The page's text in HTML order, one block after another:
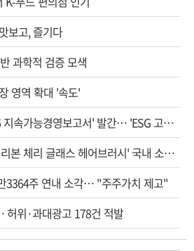
보고, 즐기다
과학적 검증 모색
영역 확대 '속도'
지속가능경영보고서' 발간… 'ESG 고…
본 체리 글래스 헤어브러시' 국내 소…
3364주 연내 소각… "주주가치 제고"
위·과대광고 178건 적발